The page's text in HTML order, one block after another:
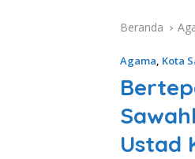
Beranda
Agama, Kota
Ustad